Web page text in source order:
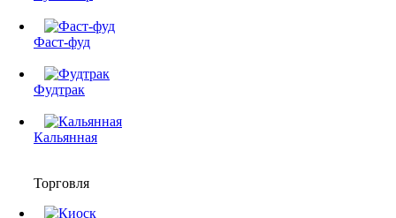
Фаст-фуд
Фудтрак
Кальянная
Торговля